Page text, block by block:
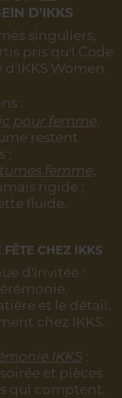
D'IKKS
singuliers,
pris qu'I.Code
Women.
:
pour femme,
restent
;
femme,
rigide ;
fluide.
FÊTE CHEZ IKKS
d'invitée :
et le détail.
chez IKKS.
IKKS:
et pièces
qui comptent.